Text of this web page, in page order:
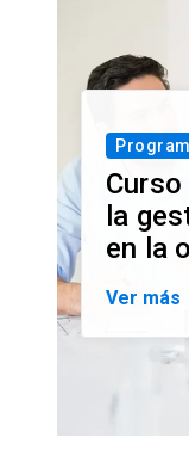
la
en la
Ver más